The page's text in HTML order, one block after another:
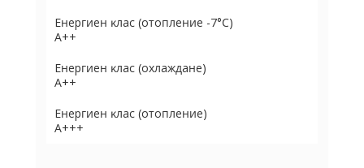
Eнepгиeн ĸлac (oтoплeниe -7°С)
А++
Eнepгиeн ĸлac (oxлaждaнe)
А++
Eнepгиeн ĸлac (oтoплeниe)
А+++